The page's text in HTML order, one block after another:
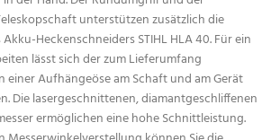
unterstützen zusätzlich die
Heckenschneiders STIHL HLA 40. Für ein
lässt sich der zum Lieferumfang
Aufhängeöse am Schaft und am Gerät
Die lasergeschnittenen, diamantgeschliffenen
ermöglichen eine hohe Schnittleistung.